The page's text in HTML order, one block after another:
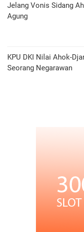
Jelang Vonis Sidang
Agung
KPU DKI Nilai Ahok-
Seorang Negarawan